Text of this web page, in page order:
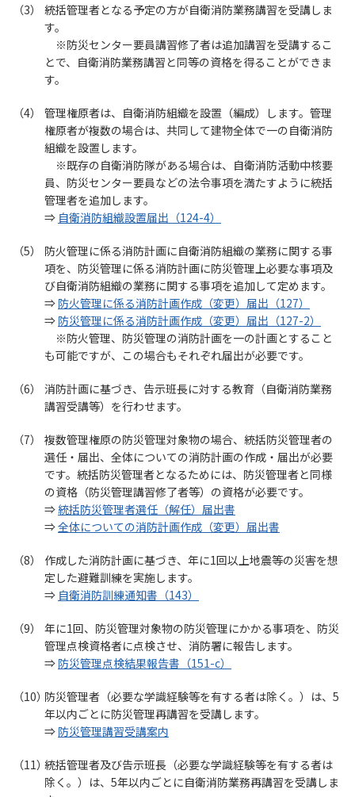
統括管理者となる予定の方が自衛消防業務講習を受講しま
す。
防災センター要員講習修了者は追加講習を受講するこ
とで、自衛消防業務講習と同等の資格を得ることができま
す。
管理権原者は、自衛消防組織を設置（編成）します。管理
権原者が複数の場合は、共同して建物全体で一の自衛消防
組織を設置します。
既存の自衛消防隊がある場合は、自衛消防活動中核要
員、防災センター要員などの法令事項を満たすように統括
管理者を追加します。
⇒ 自衛消防組織設置届出（124-4）
防火管理に係る消防計画に自衛消防組織の業務に関する事
項を、防災管理に係る消防計画に防災管理上必要な事項及
び自衛消防組織の業務に関する事項を追加して定めます。
⇒ 防火管理に係る消防計画作成（変更）届出（127）
⇒ 防災管理に係る消防計画作成（変更）届出（127-2）
防火管理、防災管理の消防計画を一の計画とすること
も可能ですが、この場合もそれぞれ届出が必要です。
消防計画に基づき、告示班長に対する教育（自衛消防業務
講習受講等）を行わせます。
複数管理権原の防災管理対象物の場合、統括防災管理者の
選任・届出、全体についての消防計画の作成・届出が必要
です。統括防災管理者となるためには、防災管理者と同様
の資格（防災管理講習修了者等）の資格が必要です。
⇒統括防災管理者選任（解任）届出書
⇒全体についての消防計画作成（変更）届出書
作成した消防計画に基づき、年に1回以上地震等の災害を想
定した避難訓練を実施します。
⇒ 自衛消防訓練通知書（143）
年に1回、防災管理対象物の防災管理にかかる事項を、防災
管理点検資格者に点検させ、消防署に報告します。
⇒ 防災管理点検結果報告書（151-c）
防災管理者（必要な学識経験等を有する者は除く。）は、5
年以内ごとに防災管理再講習を受講します。
⇒ 防災管理講習受講案内
統括管理者及び告示班長（必要な学識経験等を有する者は
除く。）は、5年以内ごとに自衛消防業務再講習を受講しま